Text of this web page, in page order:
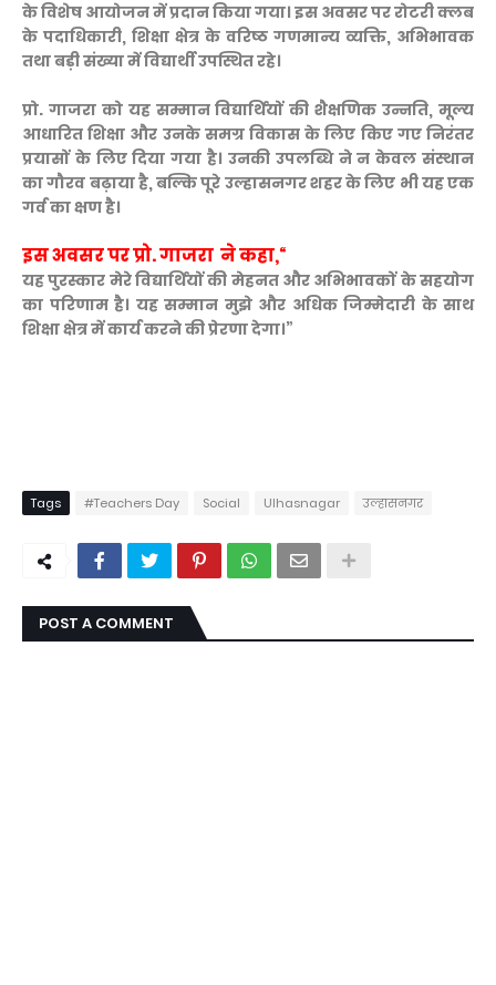
के विशेष आयोजन में प्रदान किया गया। इस अवसर पर रोटरी क्लब
के पदाधिकारी, शिक्षा क्षेत्र के वरिष्ठ गणमान्य व्यक्ति, अभिभावक
तथा बड़ी संख्या में विद्यार्थी उपस्थित रहे।
प्रो. गाजरा को यह सम्मान विद्यार्थियों की शैक्षणिक उन्नति, मूल्य
आधारित शिक्षा और उनके समग्र विकास के लिए किए गए निरंतर
प्रयासों के लिए दिया गया है। उनकी उपलब्धि ने न केवल संस्थान
का गौरव बढ़ाया है, बल्कि पूरे उल्हासनगर शहर के लिए भी यह एक
गर्व का क्षण है।
इस अवसर पर प्रो. गाजरा ने कहा,“
यह पुरस्कार मेरे विद्यार्थियों की मेहनत और अभिभावकों के सहयोग
का परिणाम है। यह सम्मान मुझे और अधिक जिम्मेदारी के साथ
शिक्षा क्षेत्र में कार्य करने की प्रेरणा देगा।”
Tags #Teachers Day Social Ulhasnagar उल्हासनगर
POST A COMMENT